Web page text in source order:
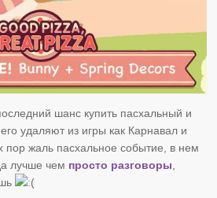
шанс купить пасхальный и
удаляют из игры как Карнавал и
пор жаль пасхальное событие, в нем
лучше чем просто разговоры,